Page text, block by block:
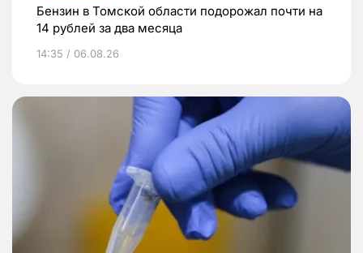
Бензин в Томской области подорожал почти на
14 рублей за два месяца
14:35 / 06.08.26